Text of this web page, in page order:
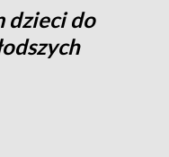
dzieci do